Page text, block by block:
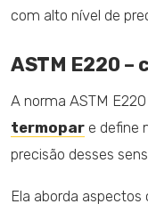
com alto nível de
ASTM E220 –
A norma ASTM
termopar e define
precisão desses
Ela aborda aspectos